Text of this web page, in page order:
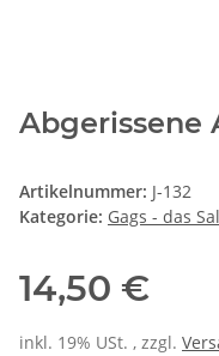
Abgerissene
Artikelnummer: J-132
Kategorie: Gags - das
14,50 €
inkl. 19% USt. , zzgl.